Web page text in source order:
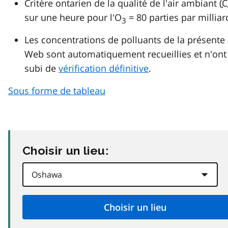
Critère ontarien de la qualité de l'air ambiant (
sur une heure pour l'O3 = 80 parties par
Les concentrations de polluants de la présente
Web sont automatiquement recueillies et
subi de vérification définitive.
Sous forme de tableau
Choisir un lieu: